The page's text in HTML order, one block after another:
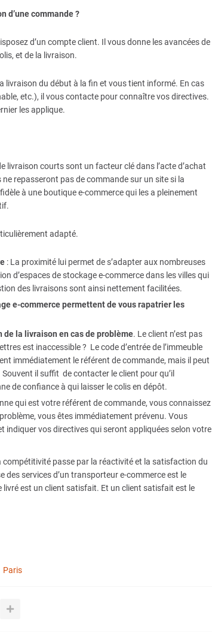
d’une commande ?
d’un compte client. Il vous donne les avancées de
et de la livraison.
livraison du début à la fin et vous tient informé. En cas
etc.), il vous contacte pour connaître vos directives.
les applique.
livraison courts sont un facteur clé dans l’acte d’achat
repasseront pas de commande sur un site si la
à une boutique e-commerce qui les a pleinement
adapté.
: La proximité lui permet de s’adapter aux nombreuses
d’espaces de stockage e-commerce dans les villes qui
des livraisons sont ainsi nettement facilitées.
e-commerce permettent de vous rapatrier les
la livraison en cas de problème. Le client n’est pas
est inaccessible ? Le code d’entrée de l’immeuble
immédiatement le référent de commande, mais il peut
il suffit de contacter le client pour qu’il
de confiance à qui laisser le colis en dépôt.
qui est votre référent de commande, vous connaissez
vous êtes immédiatement prévenu. Vous
indiquer vos directives qui seront appliquées selon votre
passe par la réactivité et la satisfaction du
des services d’un transporteur e-commerce est le
livré est un client satisfait. Et un client satisfait est le
Paris